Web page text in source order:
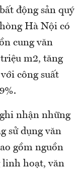
động sản quý
Hà Nội có
cung văn
m2, tăng
công suất
nhận những
sử dụng văn
gồm nguồn
linh hoạt, văn